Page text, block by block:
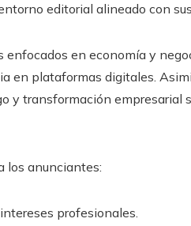
editorial alineado con
enfocados en economía y
en plataformas digitales.
y transformación empresarial
los anunciantes:
profesionales.